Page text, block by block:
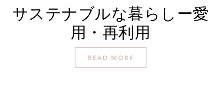
サステナブルな暮らしー愛
用・再利用
READ MORE